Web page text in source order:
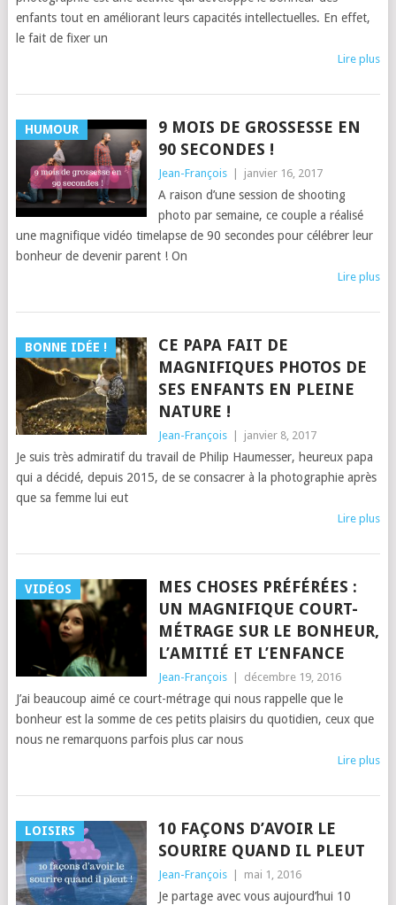
enfants tout en améliorant leurs capacités intellectuelles. En effet,
le fait de fixer un
Lire plus
HUMOUR
9 MOIS DE GROSSESSE EN
90 SECONDES !
Jean-François janvier 16, 2017
A raison d’une session de shooting
photo par semaine, ce couple a réalisé
une magnifique vidéo timelapse de 90 secondes pour célébrer leur
bonheur de devenir parent ! On
Lire plus
BONNE IDÉE !
CE PAPA FAIT DE
MAGNIFIQUES PHOTOS DE
SES ENFANTS EN PLEINE
NATURE !
Jean-François janvier 8, 2017
Je suis très admiratif du travail de Philip Haumesser, heureux papa
qui a décidé, depuis 2015, de se consacrer à la photographie après
que sa femme lui eut
Lire plus
VIDÉOS
MES CHOSES PRÉFÉRÉES :
UN MAGNIFIQUE COURT-
MÉTRAGE SUR LE BONHEUR,
L’AMITIÉ ET L’ENFANCE
Jean-François décembre 19, 2016
J’ai beaucoup aimé ce court-métrage qui nous rappelle que le
bonheur est la somme de ces petits plaisirs du quotidien, ceux que
nous ne remarquons parfois plus car nous
Lire plus
LOISIRS
10 FAÇONS D’AVOIR LE
SOURIRE QUAND IL PLEUT
Jean-François mai 1, 2016
Je partage avec vous aujourd’hui 10